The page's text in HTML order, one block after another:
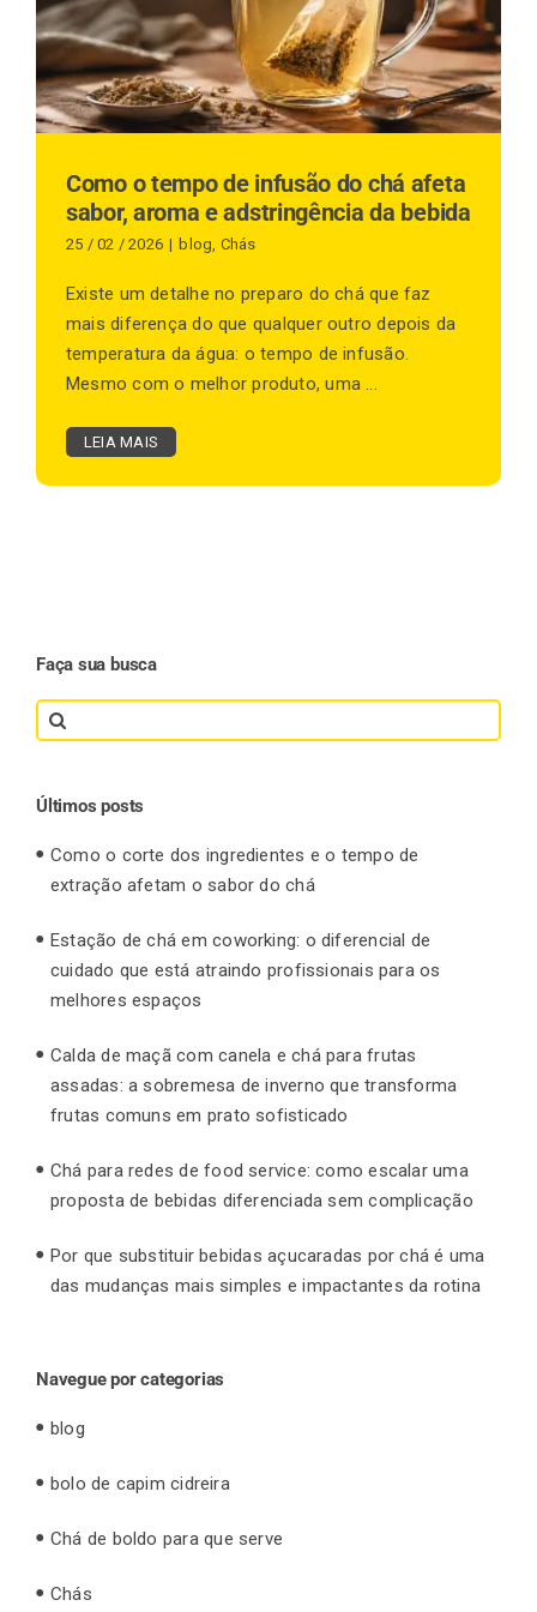
Finalização de compra
Exportação
Contato
Como o tempo de infusão do chá afeta
sabor, aroma e adstringência da bebida
25 / 02 / 2026 | blog, Chás
Existe um detalhe no preparo do chá que faz
mais diferença do que qualquer outro depois da
temperatura da água: o tempo de infusão.
Mesmo com o melhor produto, uma ...
LEIA MAIS
Faça sua busca
Search
for:
Últimos posts
Como o corte dos ingredientes e o tempo de
extração afetam o sabor do chá
Estação de chá em coworking: o diferencial de
cuidado que está atraindo profissionais para os
melhores espaços
Calda de maçã com canela e chá para frutas
assadas: a sobremesa de inverno que transforma
frutas comuns em prato sofisticado
Chá para redes de food service: como escalar uma
proposta de bebidas diferenciada sem complicação
Por que substituir bebidas açucaradas por chá é uma
das mudanças mais simples e impactantes da rotina
Navegue por categorias
blog
bolo de capim cidreira
Chá de boldo para que serve
Chás